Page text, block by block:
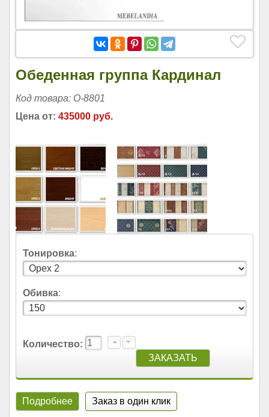
Обеденная группа Кардинал
Код товара: O-8801
Цена от: 435000 руб.
Тонировка:
Обивка:
Количество:
Подробнее Заказ в один клик